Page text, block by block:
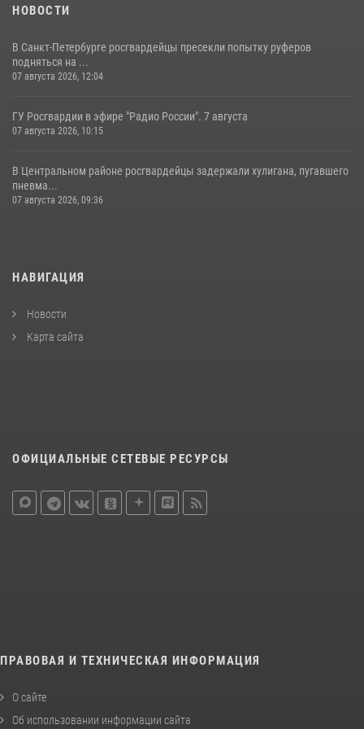
НОВОСТИ
В Санкт-Петербурге росгвардейцы пресекли попытку руферов
подняться на ...
07 августа 2026, 12:04
ГУ Росгвардии в эфире "Радио России". 7 августа
07 августа 2026, 10:15
В Центральном районе росгвардейцы задержали хулигана, пугавшего
пневма...
07 августа 2026, 09:36
НАВИГАЦИЯ
Новости
Карта сайта
ОФИЦИАЛЬНЫЕ СЕТЕВЫЕ РЕСУРСЫ
ПРАВОВАЯ И ТЕХНИЧЕСКАЯ ИНФОРМАЦИЯ
О сайте
Об использовании информации сайта